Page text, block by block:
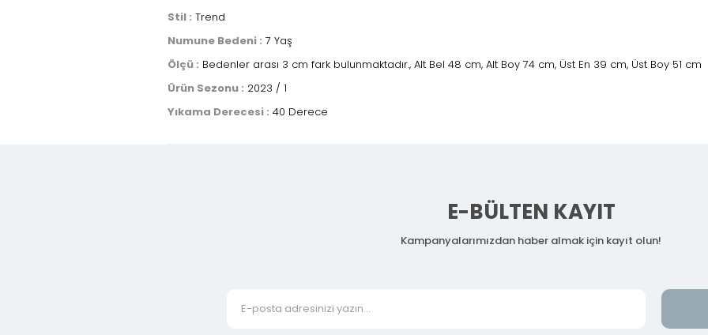
Stil : Trend
Numune Bedeni : 7 Yaş
Ölçü : Bedenler arası 3 cm fark bulunmaktadır., Alt Bel 48 cm, Alt Boy 74 cm, Üst En 39 cm, Üst Boy 51 cm
Ürün Sezonu : 2023 / 1
Yıkama Derecesi : 40 Derece
E-BÜLTEN KAYIT
Kampanyalarımızdan haber almak için kayıt olun!